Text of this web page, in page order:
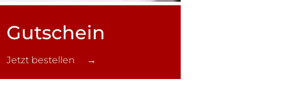
Gutschein
Jetzt bestellen →